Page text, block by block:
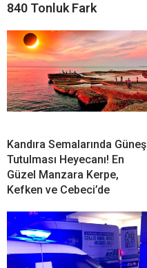
840 Tonluk Fark
Kandıra Semalarında Güneş
Tutulması Heyecanı! En
Güzel Manzara Kerpe,
Kefken ve Cebeci’de